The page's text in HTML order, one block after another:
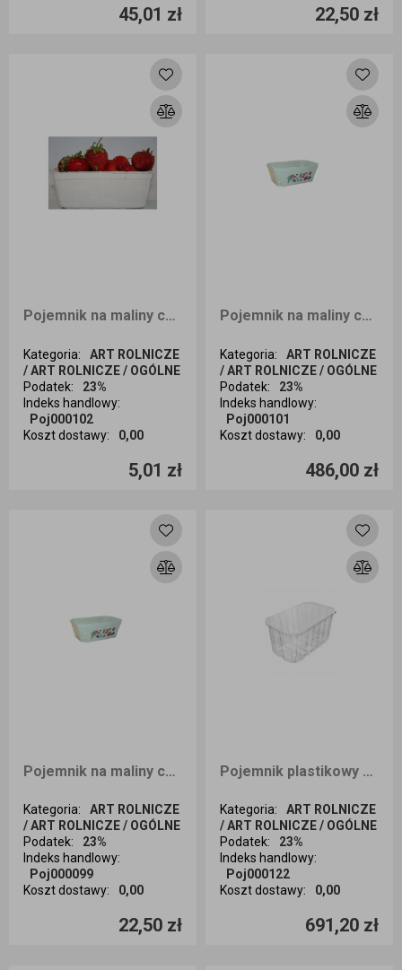
45,01 zł 22,50 zł
Pojemnik na maliny czeskie 250g 10 sztuk
Kategoria:
ART ROLNICZE
/ ART ROLNICZE / OGÓLNE
Podatek:
23%
Indeks handlowy:
Poj000102
Koszt dostawy: 0,00
5,01 zł
Ilość sztuk
Pojemnik na maliny czeskie 250g 1080sztN
Kategoria:
ART ROLNICZE
/ ART ROLNICZE / OGÓLNE
Podatek:
23%
Indeks handlowy:
Poj000101
Koszt dostawy: 0,00
486,00 zł
Ilość sztuk
Pojemnik na maliny czeskie 250g 50sztuk z nadrukiem
Kategoria:
ART ROLNICZE
/ ART ROLNICZE / OGÓLNE
Podatek:
23%
Indeks handlowy:
Poj000099
Koszt dostawy: 0,00
22,50 zł
Ilość sztuk
Pojemnik plastikowy na owoce 1kg 1728szt
Kategoria:
ART ROLNICZE
/ ART ROLNICZE / OGÓLNE
Podatek:
23%
Indeks handlowy:
Poj000122
Koszt dostawy: 0,00
691,20 zł
Ilość sztuk